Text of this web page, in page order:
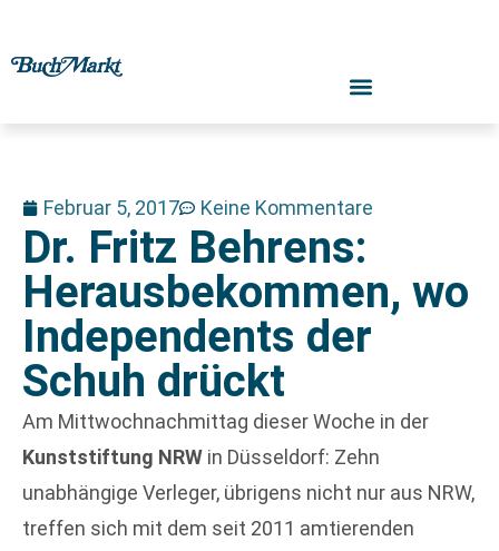
Februar 5, 2017 Keine Kommentare
Dr. Fritz Behrens:
Herausbekommen, wo
Independents der
Schuh drückt
Am Mittwochnachmittag dieser Woche in der
Kunststiftung NRW in Düsseldorf: Zehn
unabhängige Verleger, übrigens nicht nur aus NRW,
treffen sich mit dem seit 2011 amtierenden